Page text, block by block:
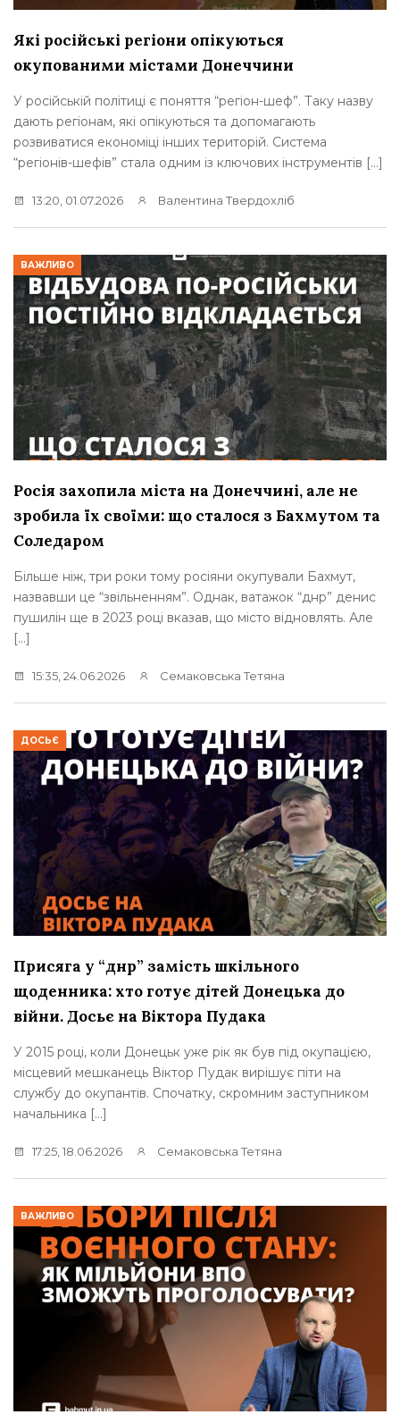
Які російські регіони опікуються
окупованими містами Донеччини
У російській політиці є поняття “регіон-шеф”. Таку назву
дають регіонам, які опікуються та допомагають
розвиватися економіці інших територій. Система
“регіонів-шефів” стала одним із ключових інструментів […]
13:20, 01.07.2026 Валентина Твердохліб
ВАЖЛИВО
Росія захопила міста на Донеччині, але не
зробила їх своїми: що сталося з Бахмутом та
Соледаром
Більше ніж, три роки тому росіяни окупували Бахмут,
назвавши це “звільненням”. Однак, ватажок “днр” денис
пушилін ще в 2023 році вказав, що місто відновлять. Але
[…]
15:35, 24.06.2026 Семаковська Тетяна
ДОСЬЄ
Присяга у “днр” замість шкільного
щоденника: хто готує дітей Донецька до
війни. Досьє на Віктора Пудака
У 2015 році, коли Донецьк уже рік як був під окупацією,
місцевий мешканець Віктор Пудак вирішує піти на
службу до окупантів. Спочатку, скромним заступником
начальника […]
17:25, 18.06.2026 Семаковська Тетяна
ВАЖЛИВО